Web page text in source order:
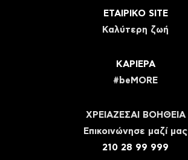
ΕΤΑΙΡΙΚΟ SITE
Καλύτερη ζωή
ΚΑΡΙΕΡΑ
#beMORE
ΧΡΕΙΑΖΕΣΑΙ ΒΟΗΘΕΙΑ
Eπικοινώνησε μαζί μας
210 28 99 999